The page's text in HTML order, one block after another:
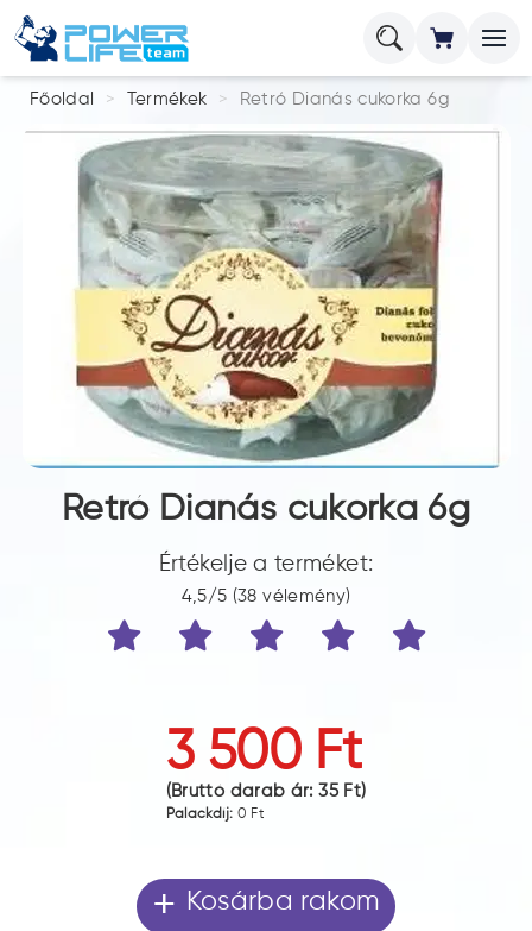
Főoldal Termékek Retró Dianás cukorka 6g
Retró Dianás cukorka 6g
Értékelje a terméket:
4,5/5 (38 vélemény)
3 500 Ft
(Bruttó darab ár:35 Ft)
Palackdíj: 0 Ft
+ Kosárba rakom